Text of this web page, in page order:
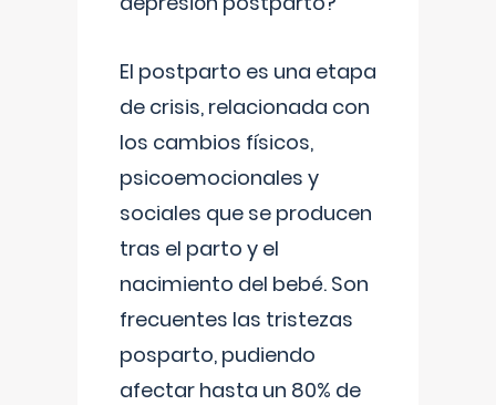
El postparto es una etapa
de crisis, relacionada con
los cambios físicos,
psicoemocionales y
sociales que se producen
tras el parto y el
nacimiento del bebé. Son
frecuentes las tristezas
posparto, pudiendo
afectar hasta un 80% de